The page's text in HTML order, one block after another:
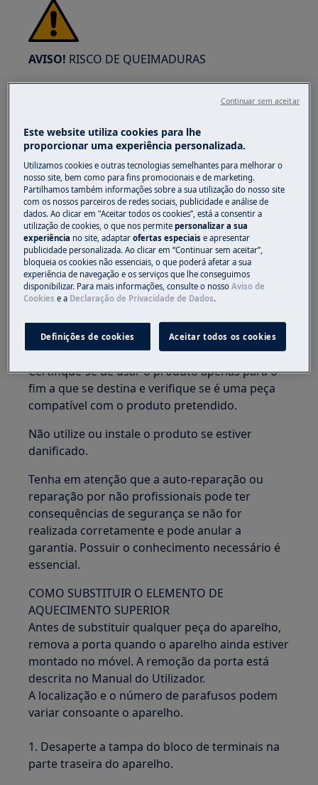
AVISO! RISCO DE QUEIMADURAS
Antes de qualquer operação de reparação ou
manutenção, certifique-se de que o aparelho
ATENÇÃO!PERIGO DE ASFIXIA
Peças pequenas não são adequadas para
crianças menores de 3 anos. Mantenha todas as
peças pequenas e embalagens fora do alcance
das crianças.
Apenas adultos devem utilizar ou instalar o
produto.
Certifique-se de usar o produto apenas para o
fim a que se destina e verifique se é uma peça
compatível com o produto pretendido.
Não utilize ou instale o produto se estiver
danificado.
Tenha em atenção que a auto-reparação ou
reparação por não profissionais pode ter
consequências de segurança se não for
realizada corretamente e pode anular a
garantia. Possuir o conhecimento necessário é
essencial.
COMO SUBSTITUIR O ELEMENTO DE
AQUECIMENTO SUPERIOR
Antes de substituir qualquer peça do aparelho,
remova a porta quando o aparelho ainda estiver
montado no móvel. A remoção da porta está
descrita no Manual do Utilizador.
A localização e o número de parafusos podem
variar consoante o aparelho.
1. Desaperte a tampa do bloco de terminais na
parte traseira do aparelho.
Este website utiliza cookies para lhe
proporcionar uma experiência personalizada.
Utilizamos cookies e outras tecnologias semelhantes para melhorar o
nosso site, bem como para fins promocionais e de marketing.
Partilhamos também informações sobre a sua utilização do nosso site
com os nossos parceiros de redes sociais, publicidade e análise de
dados. Ao clicar em "Aceitar todos os cookies”, está a consentir a
utilização de cookies, o que nos permitepersonalizar a sua
experiência no site, adaptarofertas especiaise apresentar
publicidade personalizada. Ao clicar em “Continuar sem aceitar”,
bloqueia os cookies não essenciais, o que poderá afetar a sua
experiência de navegação e os serviços que lhe conseguimos
disponibilizar. Para mais informações, consulte o nossoAviso de
Cookies e a Declaração de Privacidade de Dados.
Definições de cookies Aceitar todos os cookies
Continuar sem aceitar